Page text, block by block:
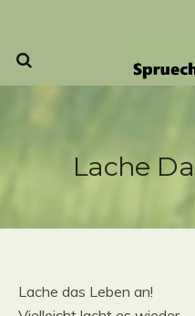
Lache
Lache das Leben an!